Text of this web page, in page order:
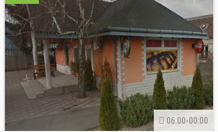
06:00-00:00